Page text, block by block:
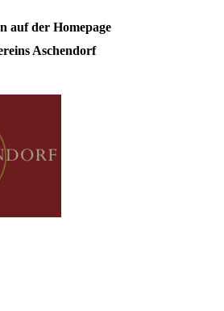
auf der Homepage
Aschendorf